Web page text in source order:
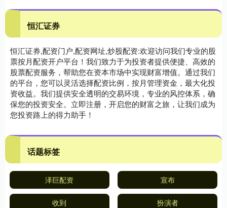
恒汇证券
恒汇证券,配资门户,配资网址,炒股配资:欢迎访问我们专业的股
票按月配资开户平台！我们致力于为投资者提供便捷、高效的
股票配资服务，帮助您在资本市场中实现财富增值。通过我们
的平台，您可以灵活选择配资比例，按月管理资金，最大化投
资收益。我们提供安全透明的交易环境，专业的风控体系，确
保您的投资安全。立即注册，开启您的财富之旅，让我们成为
您投资路上的得力助手！
话题标签
泽巨配资 宣布
收到 扮演者